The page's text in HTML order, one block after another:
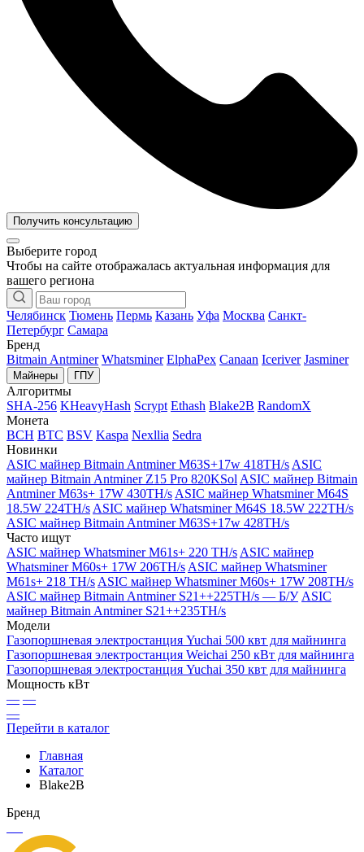
Получить консультацию
Выберите город
Чтобы на сайте отображалась актуальная информация для
вашего региона
Челябинск Тюмень Пермь Казань Уфа Москва Санкт-
Петербург Самара
Бренд
Bitmain Antminer Whatsminer ElphaPex Canaan Iceriver Jasminer
Майнеры ГПУ
Алгоритмы
SHA-256 KHeavyHash Scrypt Ethash Blake2B RandomX
Монета
BCH BTC BSV Kaspa Nexllia Sedra
Новинки
ASIC майнер Bitmain Antminer M63S+17w 418TH/s ASIC
майнер Bitmain Antminer Z15 Pro 820KSol ASIC майнер Bitmain
Antminer M63s+ 17W 430TH/s ASIC майнер Whatsminer M64S
18.5W 224TH/s ASIC майнер Whatsminer M64S 18.5W 222TH/s
ASIC майнер Bitmain Antminer M63S+17w 428TH/s
Часто ищут
ASIC майнер Whatsminer M61s+ 220 TH/s ASIC майнер
Whatsminer M60s+ 17W 206TH/s ASIC майнер Whatsminer
M61s+ 218 TH/s ASIC майнер Whatsminer M60s+ 17W 208TH/s
ASIC майнер Bitmain Antminer S21++225TH/s — Б/У ASIC
майнер Bitmain Antminer S21++235TH/s
Модели
Газопоршневая электростанция Yuchai 500 квт для майнинга
Газопоршневая электростанция Weichai 250 кВт для майнинга
Газопоршневая электростанция Yuchai 350 квт для майнинга
Мощность кВт
— —
—
Перейти в каталог
Главная
Каталог
Blake2B
Бренд